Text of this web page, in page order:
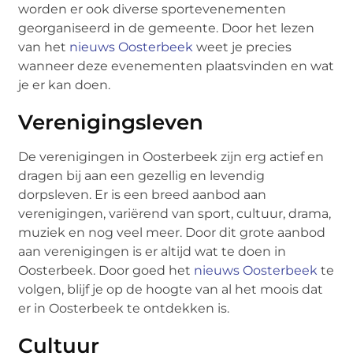
worden er ook diverse sportevenementen
georganiseerd in de gemeente. Door het lezen
van het nieuws Oosterbeek weet je precies
wanneer deze evenementen plaatsvinden en wat
je er kan doen.
Verenigingsleven
De verenigingen in Oosterbeek zijn erg actief en
dragen bij aan een gezellig en levendig
dorpsleven. Er is een breed aanbod aan
verenigingen, variërend van sport, cultuur, drama,
muziek en nog veel meer. Door dit grote aanbod
aan verenigingen is er altijd wat te doen in
Oosterbeek. Door goed het nieuws Oosterbeek te
volgen, blijf je op de hoogte van al het moois dat
er in Oosterbeek te ontdekken is.
Cultuur